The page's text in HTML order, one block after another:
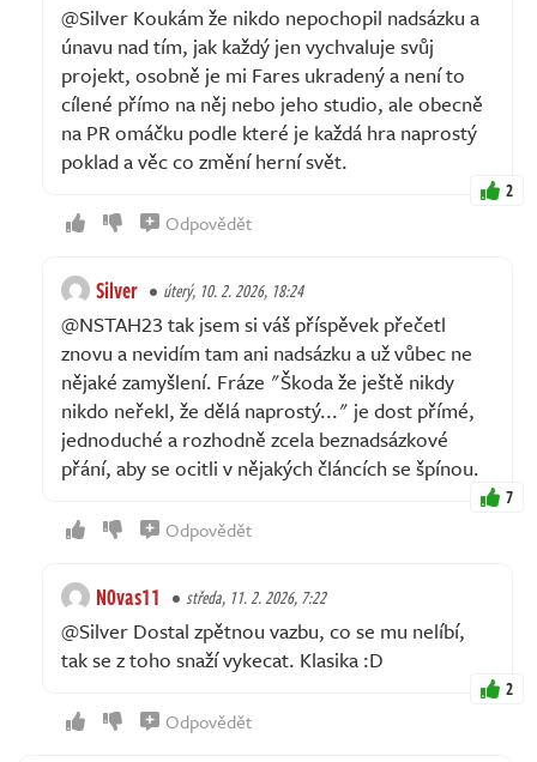
@Silver Koukám že nikdo nepochopil nadsázku a
únavu nad tím, jak každý jen vychvaluje svůj
projekt, osobně je mi Fares ukradený a není to
cílené přímo na něj nebo jeho studio, ale obecně
na PR omáčku podle které je každá hra naprostý
poklad a věc co změní herní svět.
2
Odpovědět
Silver úterý, 10. 2. 2026, 18:24
@NSTAH23 tak jsem si váš příspěvek přečetl
znovu a nevidím tam ani nadsázku a už vůbec ne
nějaké zamyšlení. Fráze "Škoda že ještě nikdy
nikdo neřekl, že dělá naprostý..." je dost přímé,
jednoduché a rozhodně zcela beznadsázkové
přání, aby se ocitli v nějakých článcích se špínou.
7
Odpovědět
N0vas11 středa, 11. 2. 2026, 7:22
@Silver Dostal zpětnou vazbu, co se mu nelíbí,
tak se z toho snaží vykecat. Klasika :D
2
Odpovědět